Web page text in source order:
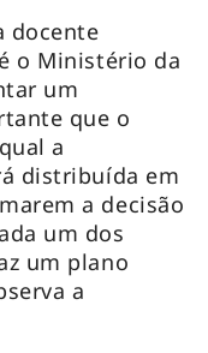
docente
o Ministério da
um
que o
a
distribuída em
a decisão
um dos
um plano
a